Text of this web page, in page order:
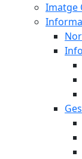
Imatge